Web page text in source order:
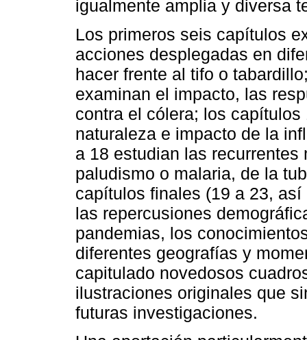
igualmente amplia y diversa
Los primeros seis capítulos
acciones desplegadas en
hacer frente al tifo o
examinan el impacto, las
contra el cólera; los
naturaleza e impacto de la
a 18 estudian las
paludismo o malaria, de la
capítulos finales (19 a 23,
las repercusiones
pandemias, los
diferentes geografías y
capitulado novedosos
ilustraciones originales que
futuras investigaciones.